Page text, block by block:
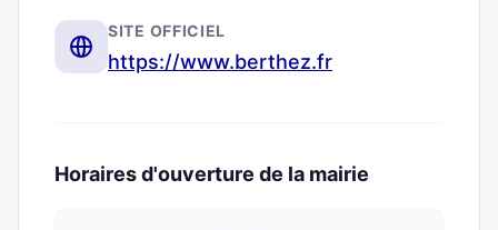
SITE OFFICIEL
https://www.berthez.fr
Horaires d'ouverture de la mairie